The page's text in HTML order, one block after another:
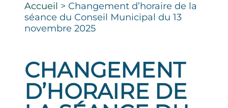
Accueil > Changement d’horaire de la
séance du Conseil Municipal du 13
novembre 2025
CHANGEMENT
D’HORAIRE DE